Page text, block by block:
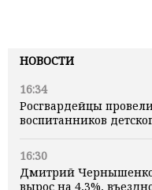
НОВОСТИ
16:34
Росгвардейцы
воспитанников
16:30
Дмитрий
вырос на 4,3%,